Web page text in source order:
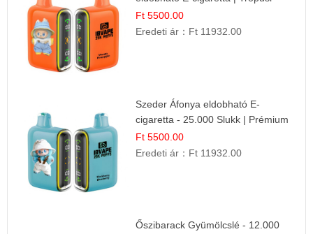
Ízélmény
Ft 5500.00
Eredeti ár： Ft 11932.00
Szeder Áfonya eldobható E-
cigaretta - 25.000 Slukk | Prémium
Gyümölcs Íz
Ft 5500.00
Eredeti ár： Ft 11932.00
Őszibarack Gyümölcslé - 12.000